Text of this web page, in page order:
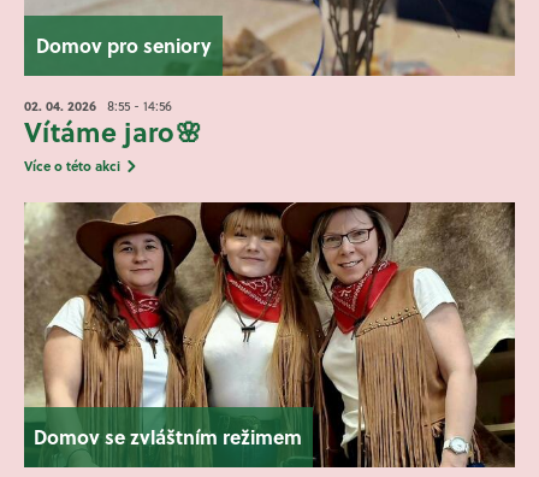
Domov pro seniory
02. 04.2026 8:55 - 14:56
Vítáme jaro🌸
Více o této akci
Domov se zvláštním režimem